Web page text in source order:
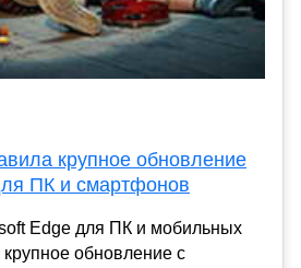
крупное обновление
ПК и смартфонов
Edge для ПК и мобильных
крупное обновление с